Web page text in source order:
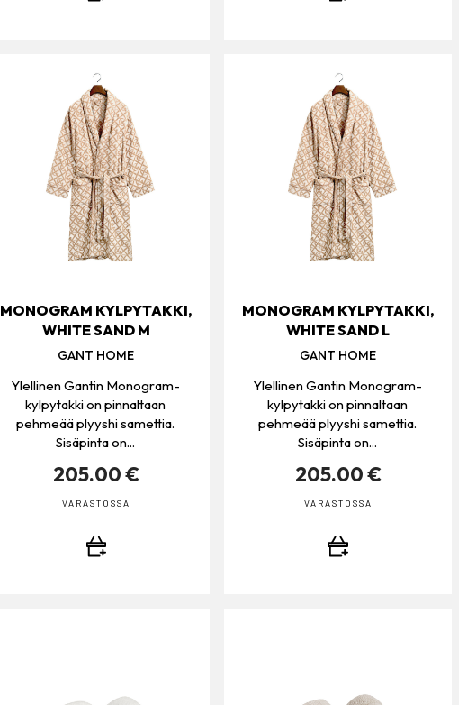
MONOGRAM KYLPYTAKKI,
WHITE SAND M
GANT HOME
Ylellinen Gantin Monogram-
kylpytakki on pinnaltaan
pehmeää plyyshi samettia.
Sisäpinta on...
205.00 €
VARASTOSSA
MONOGRAM KYLPYTAKKI,
WHITE SAND L
GANT HOME
Ylellinen Gantin Monogram-
kylpytakki on pinnaltaan
pehmeää plyyshi samettia.
Sisäpinta on...
205.00 €
VARASTOSSA